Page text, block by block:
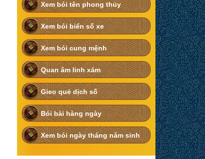
Xem bói tên phong thủy
Xem bói biển số xe
Xem bói cung mệnh
Quan âm linh xám
Gieo quẻ dịch số
Bói bài hàng ngày
Xem bói ngày tháng năm sinh